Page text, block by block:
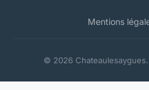
Mentions
© 2026